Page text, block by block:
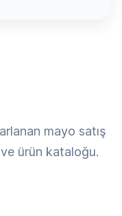
mayo satış
ürün kataloğu.